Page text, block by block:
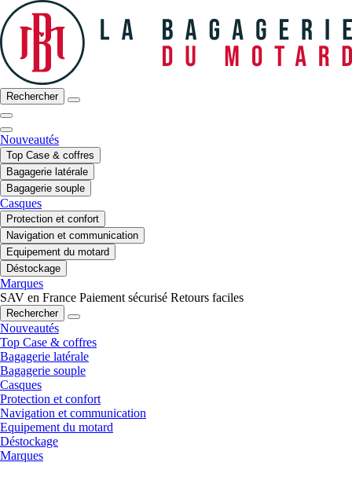
Rechercher
Nouveautés
Top Case & coffres
Bagagerie latérale
Bagagerie souple
Casques
Protection et confort
Navigation et communication
Equipement du motard
Déstockage
Marques
SAV en France Paiement sécurisé Retours faciles
Rechercher
Nouveautés
Top Case & coffres
Bagagerie latérale
Bagagerie souple
Casques
Protection et confort
Navigation et communication
Equipement du motard
Déstockage
Marques